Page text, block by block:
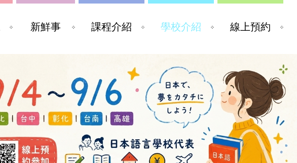
新鮮事 課程介紹 學校介紹 線上預約